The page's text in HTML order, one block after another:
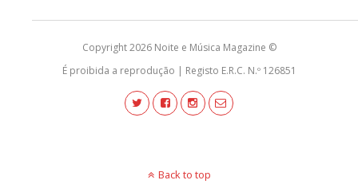
Copyright 2026 Noite e Música Magazine ©
É proibida a reprodução | Registo E.R.C. N.º 126851
Back to top